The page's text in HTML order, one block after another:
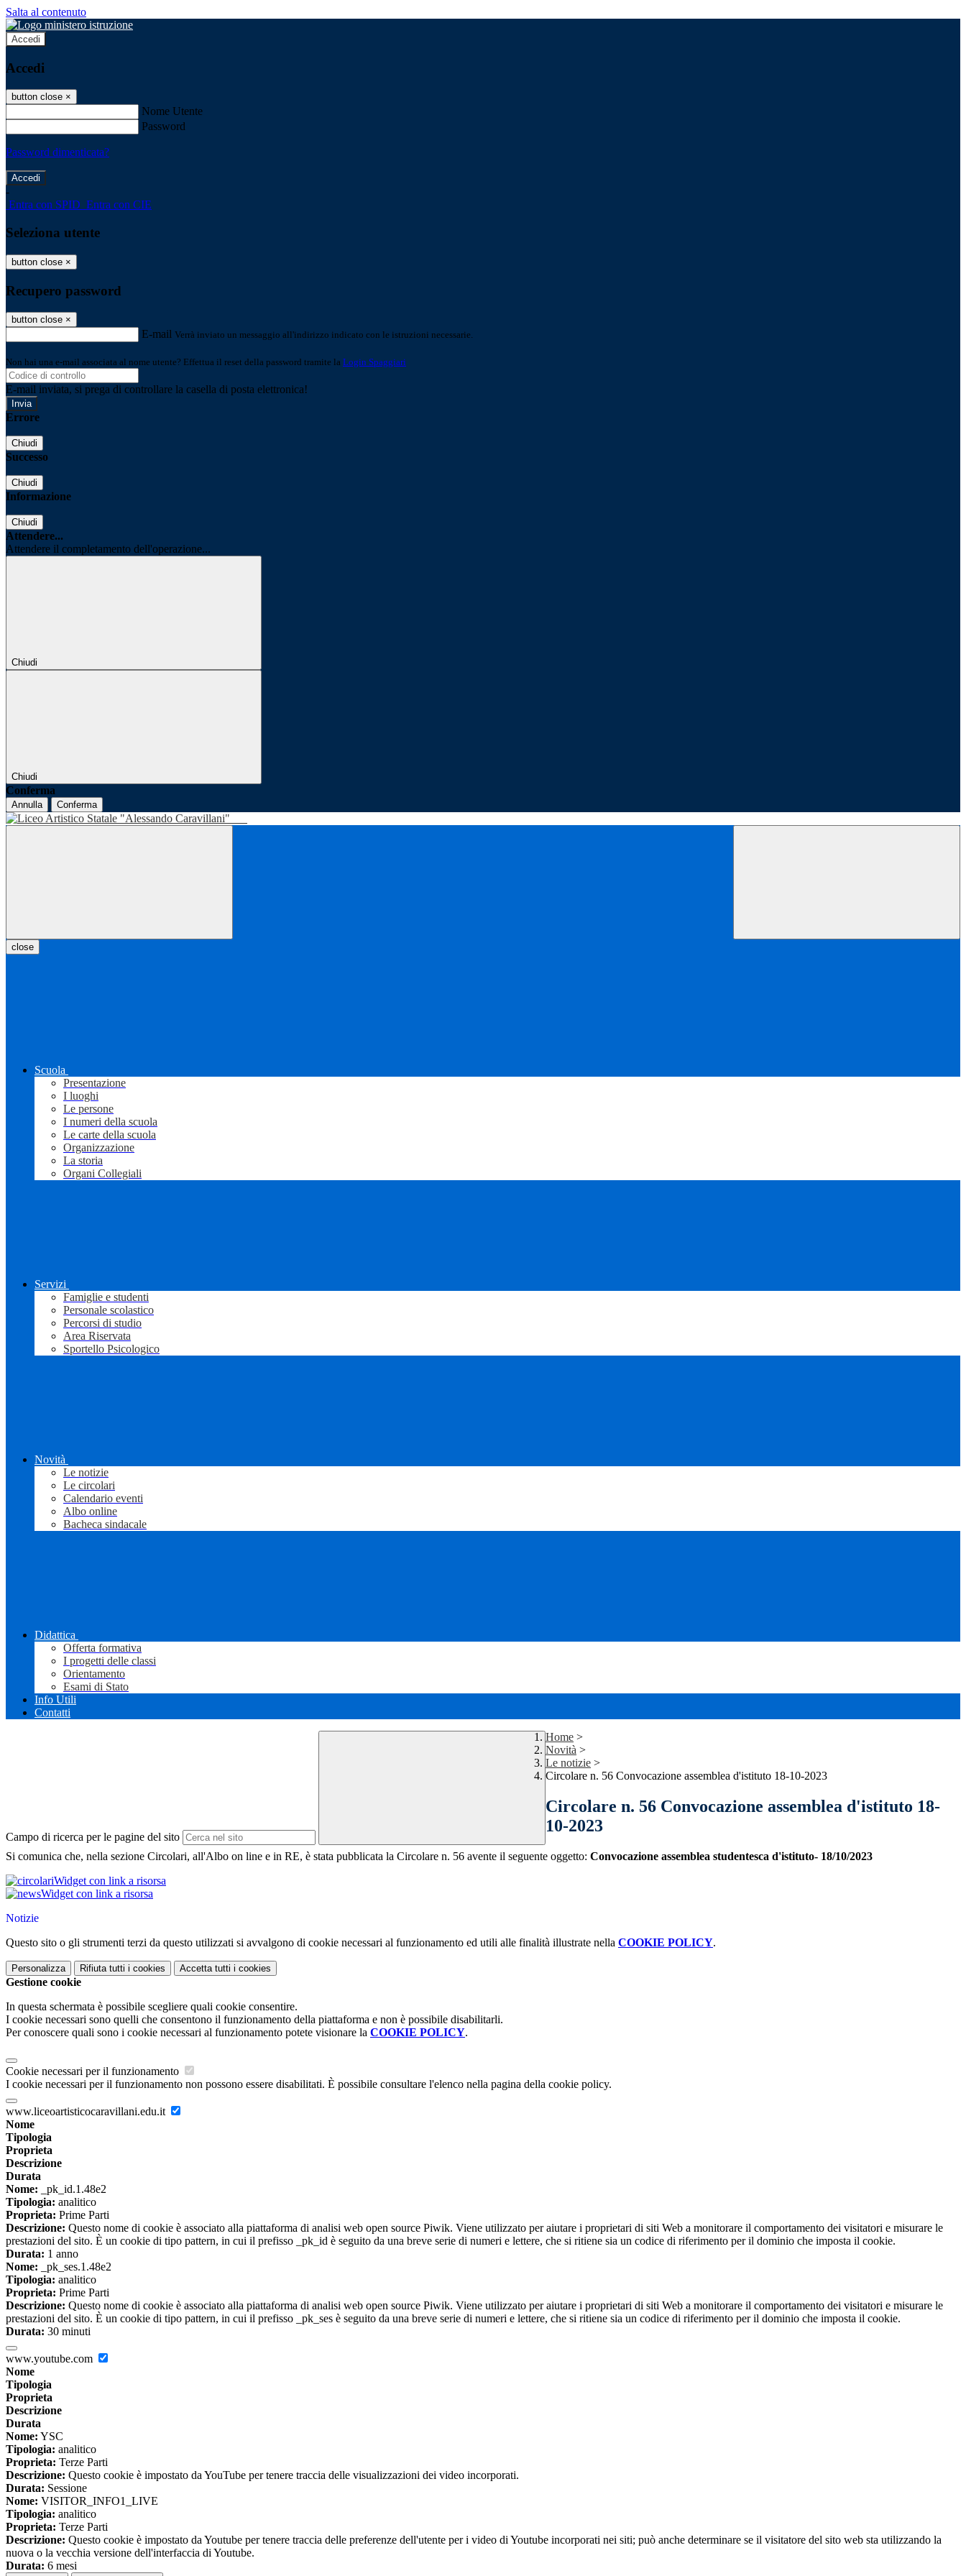
Salta al contenuto
Accedi
Accedi
button close ×
Nome Utente
Password
Password dimenticata?
-
Entra con SPID Entra con CIE
Seleziona utente
button close ×
Recupero password
button close ×
E-mail Verrà inviato un messaggio all'indirizzo indicato con le istruzioni necessarie.
Non hai una e-mail associata al nome utente? Effettua il reset della password tramite la Login Spaggiari
E-mail inviata, si prega di controllare la casella di posta elettronica!
Errore
Chiudi
Successo
Chiudi
Informazione
Chiudi
Attendere...
Attendere il completamento dell'operazione...
Chiudi
Chiudi
Conferma
Annulla Conferma
close
Scuola
Presentazione
I luoghi
Le persone
I numeri della scuola
Le carte della scuola
Organizzazione
La storia
Organi Collegiali
Servizi
Famiglie e studenti
Personale scolastico
Percorsi di studio
Area Riservata
Sportello Psicologico
Novità
Le notizie
Le circolari
Calendario eventi
Albo online
Bacheca sindacale
Didattica
Offerta formativa
I progetti delle classi
Orientamento
Esami di Stato
Info Utili
Contatti
Campo di ricerca per le pagine del sito
Home >
Novità >
Le notizie >
Circolare n. 56 Convocazione assemblea d'istituto 18-10-2023
Circolare n. 56 Convocazione assemblea d'istituto 18-
10-2023
Si comunica che, nella sezione Circolari, all'Albo on line e in RE, è stata pubblicata la Circolare n. 56 avente il seguente oggetto: Convocazione assemblea studentesca d'istituto- 18/10/2023
Widget con link a risorsa
Widget con link a risorsa
Notizie
Questo sito o gli strumenti terzi da questo utilizzati si avvalgono di cookie necessari al funzionamento ed utili alle finalità illustrate nella COOKIE POLICY.
Personalizza Rifiuta tutti i cookies Accetta tutti i cookies
Gestione cookie
In questa schermata è possibile scegliere quali cookie consentire.
I cookie necessari sono quelli che consentono il funzionamento della piattaforma e non è possibile disabilitarli.
Per conoscere quali sono i cookie necessari al funzionamento potete visionare la COOKIE POLICY.
Cookie necessari per il funzionamento
I cookie necessari per il funzionamento non possono essere disabilitati. È possibile consultare l'elenco nella pagina della cookie policy.
www.liceoartisticocaravillani.edu.it
Nome
Tipologia
Proprieta
Descrizione
Durata
Nome: _pk_id.1.48e2
Tipologia: analitico
Proprieta: Prime Parti
Descrizione: Questo nome di cookie è associato alla piattaforma di analisi web open source Piwik. Viene utilizzato per aiutare i proprietari di siti Web a monitorare il comportamento dei visitatori e misurare le
prestazioni del sito. È un cookie di tipo pattern, in cui il prefisso _pk_id è seguito da una breve serie di numeri e lettere, che si ritiene sia un codice di riferimento per il dominio che imposta il cookie.
Durata: 1 anno
Nome: _pk_ses.1.48e2
Tipologia: analitico
Proprieta: Prime Parti
Descrizione: Questo nome di cookie è associato alla piattaforma di analisi web open source Piwik. Viene utilizzato per aiutare i proprietari di siti Web a monitorare il comportamento dei visitatori e misurare le
prestazioni del sito. È un cookie di tipo pattern, in cui il prefisso _pk_ses è seguito da una breve serie di numeri e lettere, che si ritiene sia un codice di riferimento per il dominio che imposta il cookie.
Durata: 30 minuti
www.youtube.com
Nome
Tipologia
Proprieta
Descrizione
Durata
Nome: YSC
Tipologia: analitico
Proprieta: Terze Parti
Descrizione: Questo cookie è impostato da YouTube per tenere traccia delle visualizzazioni dei video incorporati.
Durata: Sessione
Nome: VISITOR_INFO1_LIVE
Tipologia: analitico
Proprieta: Terze Parti
Descrizione: Questo cookie è impostato da Youtube per tenere traccia delle preferenze dell'utente per i video di Youtube incorporati nei siti; può anche determinare se il visitatore del sito web sta utilizzando la
nuova o la vecchia versione dell'interfaccia di Youtube.
Durata: 6 mesi